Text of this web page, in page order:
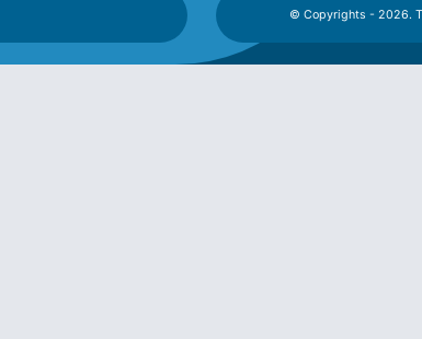
© Copyrights - 2026.